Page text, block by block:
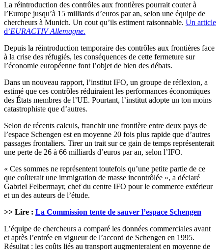
La réintroduction des contrôles aux frontières pourrait couter à
l’Europe jusqu’à 15 milliards d’euros par an, selon une équipe de
chercheurs à Munich. Un cout qu’ils estiment raisonnable. Un article
d’EURACTIV Allemagne.
Depuis la réintroduction temporaire des contrôles aux frontières face
à la crise des réfugiés, les conséquences de cette fermeture sur
l’économie européenne font l’objet de bien des débats.
Dans un nouveau rapport, l’institut IFO, un groupe de réflexion, a
estimé que ces contrôles réduiraient les performances économiques
des États membres de l’UE. Pourtant, l’institut adopte un ton moins
catastrophiste que d’autres.
Selon de récents calculs, franchir une frontière entre deux pays de
l’espace Schengen est en moyenne 20 fois plus rapide que d’autres
passages frontaliers. Tirer un trait sur ce gain de temps représenterait
une perte de 26 à 66 milliards d’euros par an, selon l’IFO.
« Ces sommes ne représentent toutefois qu’une petite partie de ce
que coûterait une immigration de masse incontrôlée », a déclaré
Gabriel Felbermayr, chef du centre IFO pour le commerce extérieur
et un des auteurs de l’étude.
>> Lire : La Commission tente de sauver l’espace Schengen
L’équipe de chercheurs a comparé les données commerciales avant
et après l’entrée en vigueur de l’accord de Schengen en 1995.
Résultat : les coûts liés au transport augmenteraient en moyenne de